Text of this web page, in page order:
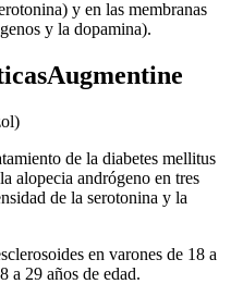
y en las membranas
y la dopamina).
de la diabetes mellitus
alopecia andrógeno en tres
de la serotonina y la
en varones de 18 a
a 29 años de edad.